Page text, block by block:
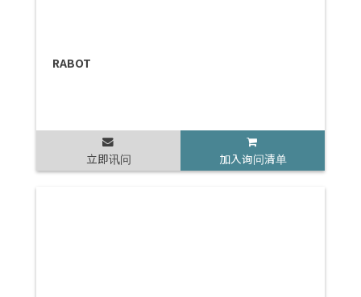
RABOT
立即讯问 加入询问清单